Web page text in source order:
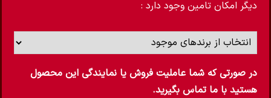
دیگر امکان تامین وجود دارد :
در صورتی که شما عاملیت فروش یا نمایندگی این محصول
هستید با ما تماس بگیرید.